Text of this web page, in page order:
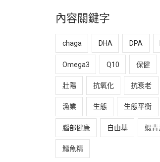
內容關鍵字
chaga DHA DPA
Omega3 Q10 保健
壯陽 抗氧化 抗衰老
漁業 生態 生態平衡
腦部健康 自由基 蝦青
鱈魚精